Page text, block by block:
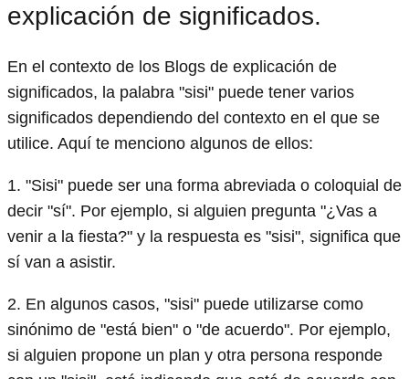
explicación de significados.
En el contexto de los Blogs de explicación de
significados, la palabra "sisi" puede tener varios
significados dependiendo del contexto en el que se
utilice. Aquí te menciono algunos de ellos:
1. "Sisi" puede ser una forma abreviada o coloquial de
decir "sí". Por ejemplo, si alguien pregunta "¿Vas a
venir a la fiesta?" y la respuesta es "sisi", significa que
sí van a asistir.
2. En algunos casos, "sisi" puede utilizarse como
sinónimo de "está bien" o "de acuerdo". Por ejemplo,
si alguien propone un plan y otra persona responde